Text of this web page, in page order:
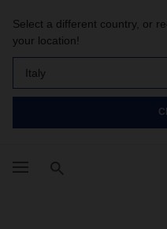
Select a different country, or
your location!
Italy